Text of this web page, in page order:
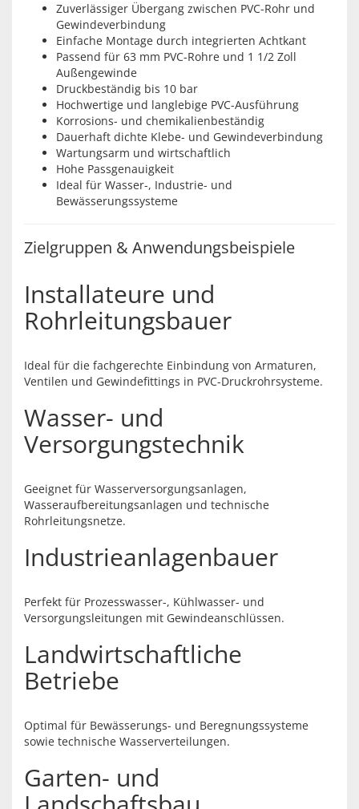
Zuverlässiger Übergang zwischen PVC-Rohr und
Gewindeverbindung
Einfache Montage durch integrierten Achtkant
Passend für 63 mm PVC-Rohre und 1 1/2 Zoll
Außengewinde
Druckbeständig bis 10 bar
Hochwertige und langlebige PVC-Ausführung
Korrosions- und chemikalienbeständig
Dauerhaft dichte Klebe- und Gewindeverbindung
Wartungsarm und wirtschaftlich
Hohe Passgenauigkeit
Ideal für Wasser-, Industrie- und
Bewässerungssysteme
Zielgruppen & Anwendungsbeispiele
Installateure und
Rohrleitungsbauer
Ideal für die fachgerechte Einbindung von Armaturen,
Ventilen und Gewindefittings in PVC-Druckrohrsysteme.
Wasser- und
Versorgungstechnik
Geeignet für Wasserversorgungsanlagen,
Wasseraufbereitungsanlagen und technische
Rohrleitungsnetze.
Industrieanlagenbauer
Perfekt für Prozesswasser-, Kühlwasser- und
Versorgungsleitungen mit Gewindeanschlüssen.
Landwirtschaftliche
Betriebe
Optimal für Bewässerungs- und Beregnungssysteme
sowie technische Wasserverteilungen.
Garten- und